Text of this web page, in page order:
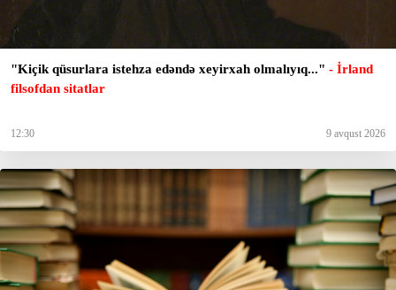
"Kiçik qüsurlara istehza edəndə xeyirxah olmalıyıq..." - İrland
filsofdan sitatlar
12:30 9 avqust 2026